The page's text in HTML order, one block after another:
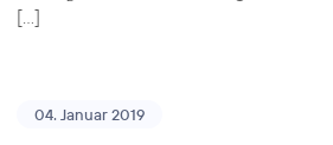
[…]
04. Januar 2019